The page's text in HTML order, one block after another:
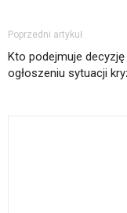
Poprzedni artykuł
Kto podejmuje decyzję
ogłoszeniu sytuacji